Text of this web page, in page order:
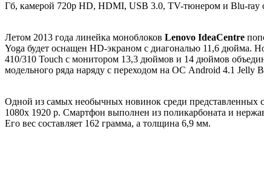
Гб, камерой 720p HD, HDMI, USB 3.0, TV-тюнером и Blu-ray
Летом 2013 года линейка моноблоков Lenovo IdeaCentre
Yoga будет оснащен HD-экраном с диагональю 11,6 дюйма.
410/310 Touch с монитором 13,3 дюймов и 14 дюймов
модельного ряда наряду с переходом на ОС Android 4.1 Jelly
Одной из самых необычных новинок среди представленных
1080х 1920 р. Смартфон выполнен из поликарбоната и
Его вес составляет 162 грамма, а толщина 6,9 мм.